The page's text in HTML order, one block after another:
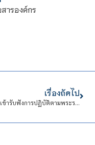
ารองค์กร
เรื่องถัดไป
ขอเชิญเข้ารับฟังการปฏิบัติตามพระราชบัญญัติ การปฏิบัติราชการทางอิเล็กทรอนิกส์ พ.ศ. 2565